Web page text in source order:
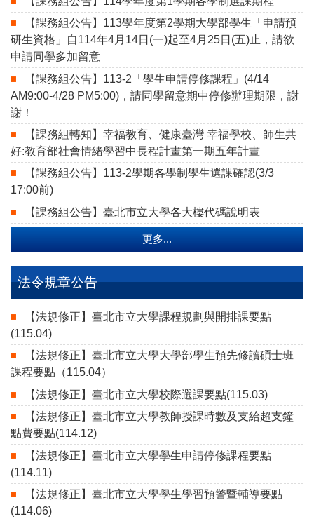
【課務組公告】113學年度第2學期大學部學生「申請預
研生資格」自114年4月14日(一)起至4月25日(五)止，請欲
申請同學多加留意
【課務組公告】113-2「學生申請停修課程」(4/14
AM9:00-4/28 PM5:00)，請同學留意期中停修辦理期限，謝
謝！
【課務組轉知】幸福教育、健康臺灣 幸福學校、師生共
好:教育部社會情緒學習中長程計畫第一期五年計畫
【課務組公告】113-2學期各學制學生選課確認(3/3
17:00前)
【課務組公告】臺北市立大學各大樓代碼說明表
更多...
法令規章公告
【法規修正】臺北市立大學課程規劃與開排課要點
(115.04)
【法規修正】臺北市立大學大學部學生預先修讀碩士班
課程要點（115.04）
【法規修正】臺北市立大學校際選課要點(115.03)
【法規修正】臺北市立大學教師授課時數及支給超支鐘
點費要點(114.12)
【法規修正】臺北市立大學學生申請停修課程要點
(114.11)
【法規修正】臺北市立大學學生學習預警暨輔導要點
(114.06)